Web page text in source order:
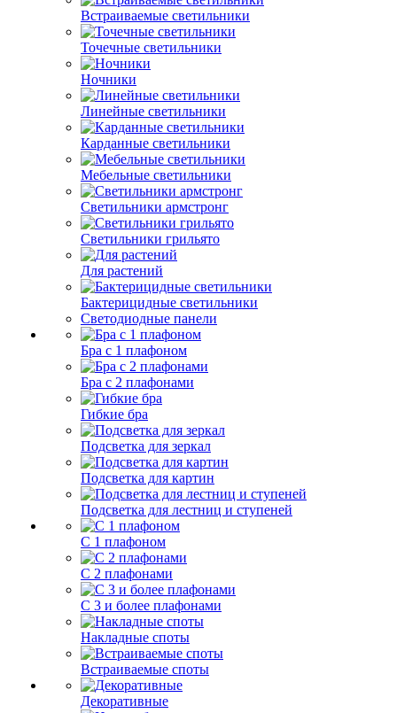
Встраиваемые светильники
Точечные светильники
Ночники
Линейные светильники
Карданные светильники
Мебельные светильники
Светильники армстронг
Светильники грильято
Для растений
Бактерицидные светильники
Светодиодные панели
Бра с 1 плафоном
Бра с 2 плафонами
Гибкие бра
Подсветка для зеркал
Подсветка для картин
Подсветка для лестниц и ступеней
С 1 плафоном
С 2 плафонами
С 3 и более плафонами
Накладные споты
Встраиваемые споты
Декоративные